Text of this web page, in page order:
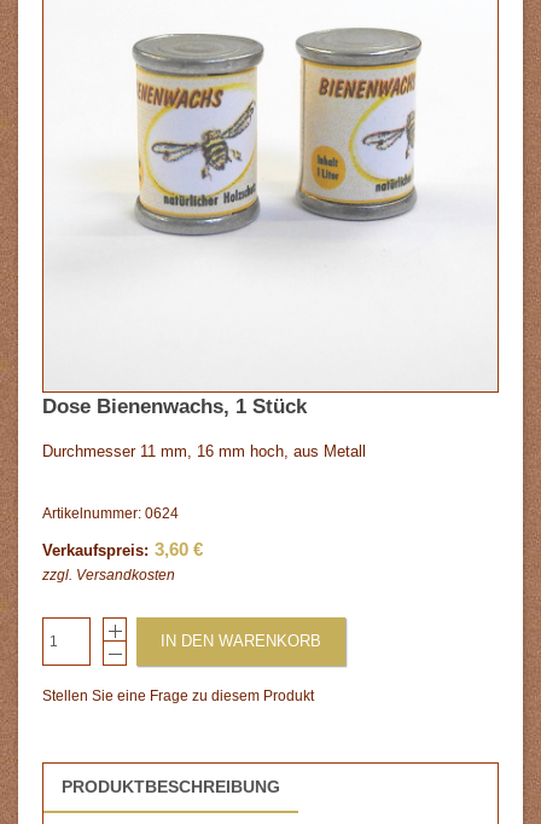
Dose Bienenwachs, 1 Stück
Durchmesser 11 mm, 16 mm hoch, aus Metall
Artikelnummer: 0624
Verkaufspreis: 3,60 €
zzgl. Versandkosten
IN DEN WARENKORB
Stellen Sie eine Frage zu diesem Produkt
PRODUKTBESCHREIBUNG